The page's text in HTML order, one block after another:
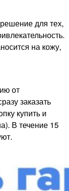
для тех,
на кожу,
от
заказать
купить и
В течение 15